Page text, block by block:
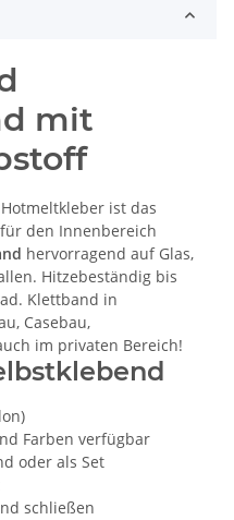
mit
ist das
den Innenbereich
hervorragend auf Glas,
Hitzebeständig bis
Klettband in
Casebau,
im privaten Bereich!
Farben verfügbar
oder als Set
schließen